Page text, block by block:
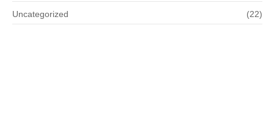
Uncategorized (22)